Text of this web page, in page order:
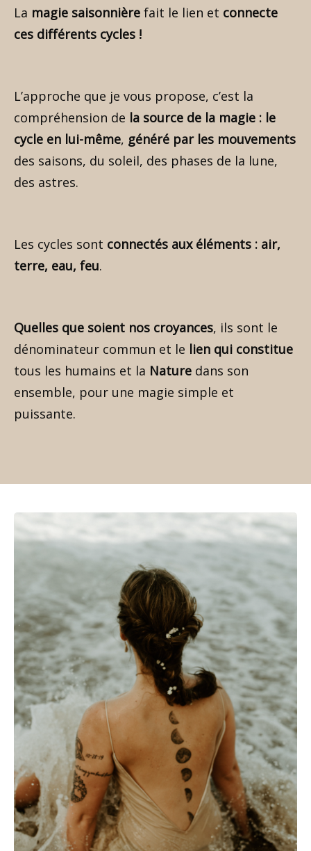
La magie saisonnière fait le lien et connecte
ces différents cycles !
L’approche que je vous propose, c’est la
compréhension de la source de la magie : le
cycle en lui-même, généré par les mouvements
des saisons, du soleil, des phases de la lune,
des astres.
Les cycles sont connectés aux éléments : air,
terre, eau, feu.
Quelles que soient nos croyances, ils sont le
dénominateur commun et le lien qui constitue
tous les humains et la Nature dans son
ensemble, pour une magie simple et
puissante.